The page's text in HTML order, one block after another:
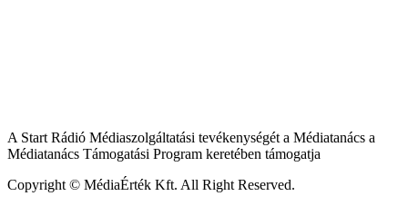
A Start Rádió Médiaszolgáltatási tevékenységét a Médiatanács a
Médiatanács Támogatási Program keretében támogatja
Copyright © MédiaÉrték Kft. All Right Reserved.